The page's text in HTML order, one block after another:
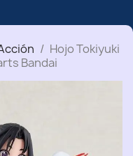
Hojo Tokiyuki
Bandai